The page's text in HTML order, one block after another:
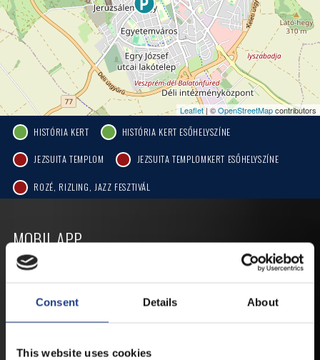
Consent Details About
This website uses cookies
Leaflet| ©OpenStreetMapcontributors
HISTÓRIA KERT HISTÓRIA KERT ESŐHELYSZÍNE
JEZSUITA TEMPLOM JEZSUITA TEMPLOMKERT ESŐHELYSZÍNE
ROZÉ, RIZLING, JAZZ FESZTIVÁL
MOBIL APP